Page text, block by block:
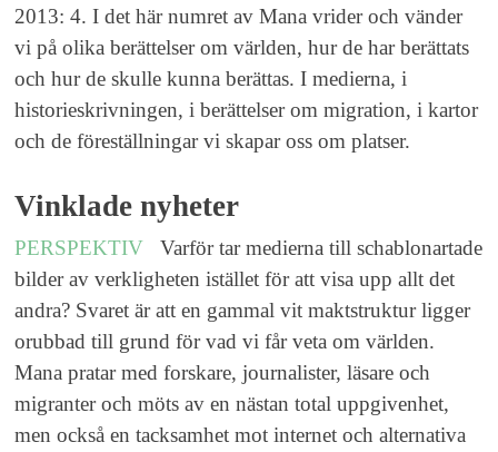
2013: 4. I det här numret av Mana vrider och vänder
vi på olika berättelser om världen, hur de har berättats
och hur de skulle kunna berättas. I medierna, i
historieskrivningen, i berättelser om migration, i kartor
och de föreställningar vi skapar oss om platser.
Vinklade nyheter
PERSPEKTIV
Varför tar medierna till schablonartade
bilder av verkligheten istället för att visa upp allt det
andra? Svaret är att en gammal vit maktstruktur ligger
orubbad till grund för vad vi får veta om världen.
Mana pratar med forskare, journalister, läsare och
migranter och möts av en nästan total uppgivenhet,
men också en tacksamhet mot internet och alternativa